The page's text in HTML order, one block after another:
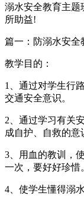
溺水安全教育主题
所助益!
篇一：防溺水安全
教学目的：
1、通过对学生行
交通安全意识。
2、通过学习有关
成自护、自救的意
3、用血的教训，
一次，要好好珍惜
4、使学生懂得溺